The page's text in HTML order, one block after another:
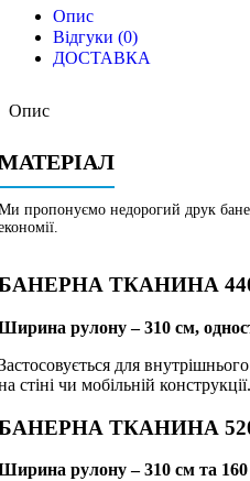
Опис
Відгуки (0)
ДОСТАВКА
Опис
пропонуємо недорогий друк
ТКАНИНА
рулону – 310 см,
для
стіні чи мобільній конструкції.
ТКАНИНА
рулону – 310 см та 160